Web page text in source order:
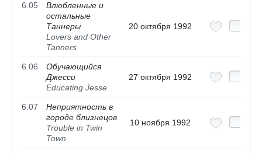
6.05
Влюбленные и
остальные
Таннеры
Lovers and Other
Tanners
20 октября 1992
6.06
Обучающийся
Джесси
Educating Jesse
27 октября 1992
6.07
Неприятность в
городе близнецов
Trouble in Twin
Town
10 ноября 1992